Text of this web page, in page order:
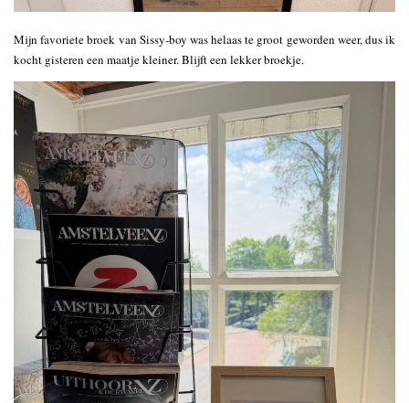
Mijn favoriete broek van Sissy-boy was helaas te groot geworden weer, dus ik
kocht gisteren een maatje kleiner. Blijft een lekker broekje.